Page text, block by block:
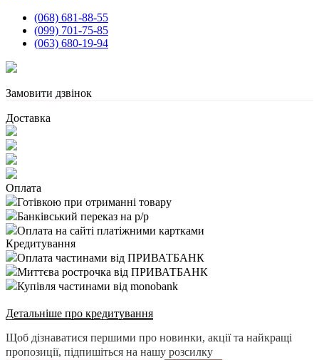
(068) 681-88-55
(099) 701-75-85
(063) 680-19-94
Замовити дзвінок
Доставка
Оплата
Готівкою при отриманні товару
Банківський переказ на р/р
Оплата на сайті платіжними картками
Кредитування
Оплата частинами від ПРИВАТБАНК
Миттєва рострочка від ПРИВАТБАНК
Купівля частинами від monobank
Детальніше про кредитування
Щоб дізнаватися першими про новинки, акції та найкращі
пропозиції, підпишіться на нашу розсилку